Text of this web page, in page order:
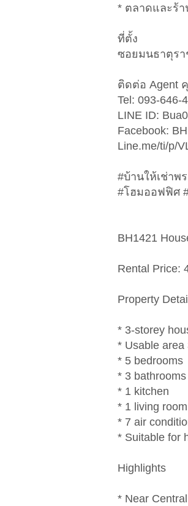
* ตลาดและร้
ที่ตั้ง
ซอยมนธาตุรา
ติดต่อ Agent
Tel: 093-646-
LINE ID:
Facebook:
Line.me/ti/p/
#บ้านให้เช่าพ
#โฮมออฟฟิศ
BH1421
Rental Price:
Property
* 3-storey
* Usable area
* 5 bedrooms
* 3 bathrooms
* 1 kitchen
* 1 living room
* 7 air
* Suitable for
Highlights
* Near